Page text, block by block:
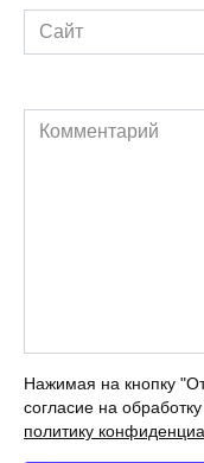
Сайт
Комментарий
Нажимая на кнопку
согласие на
политику